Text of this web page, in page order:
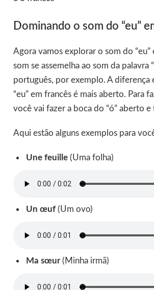
Dominando o som do “eu”
Agora vamos explorar o som do “eu”
som se assemelha ao som da palavra
português, por exemplo. A diferença
“eu” em francês é mais aberto. Para
você vai fazer a boca do “ó” aberto e
Aqui estão alguns exemplos para
Une feuille (Uma folha)
Un œuf(Um ovo)
Ma sœur(Minha irmã)